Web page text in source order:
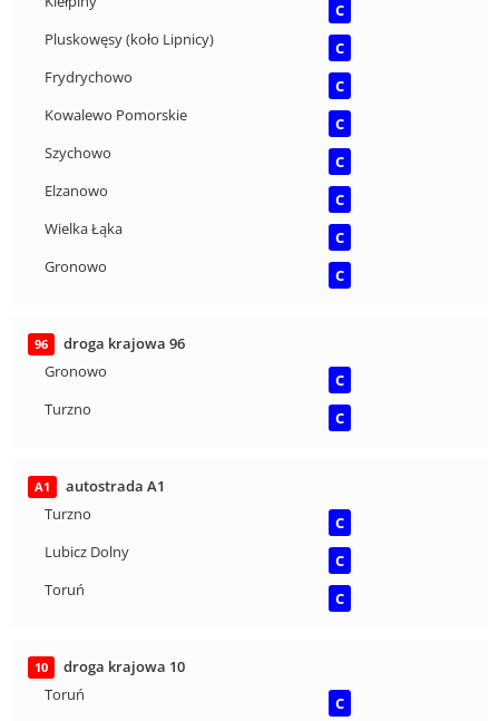
C
Pluskowęsy (koło Lipnicy)
C
Frydrychowo
C
Kowalewo Pomorskie
C
Szychowo
C
Elzanowo
C
Wielka Łąka
C
Gronowo
C
96
droga krajowa 96
Gronowo
C
Turzno
C
A1
autostrada A1
Turzno
C
Lubicz Dolny
C
Toruń
C
10
droga krajowa 10
Toruń
C